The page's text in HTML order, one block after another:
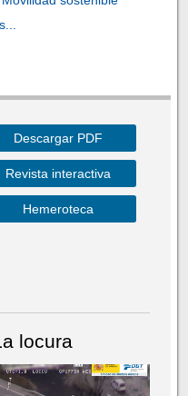
Descargar PDF
Revista interactiva
Hemeroteca
locura